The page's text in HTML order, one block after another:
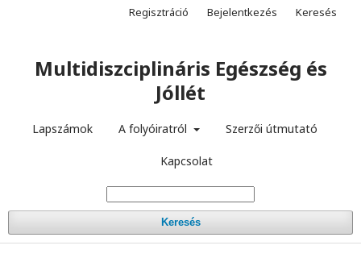
Multidiszciplináris Egészség és
Jóllét
Lapszámok A folyóiratról Szerzői útmutató
Kapcsolat
Keresés
Regisztráció Bejelentkezés Keresés